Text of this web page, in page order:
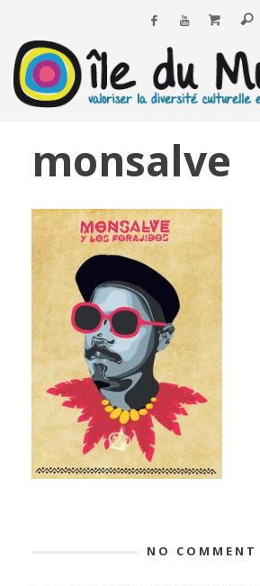
monsalve
NO COMMENT